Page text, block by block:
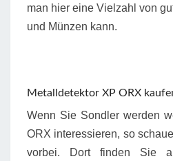
man hier eine Vielzahl von
und Münzen kann.
Metalldetektor XP ORX
Wenn Sie Sondler werden
ORX interessieren, so
vorbei. Dort finden Sie